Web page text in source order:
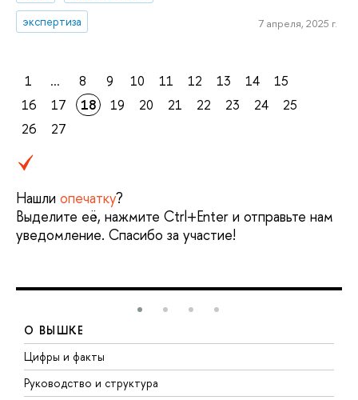
экспертиза
7 апреля, 2025 г.
1 ... 8 9 10 11 12 13 14
15
16
17 18 19 20 21 22 23 24
25
26
27
Нашли опечатку?
Выделите её, нажмите Ctrl+Enter и отправьте нам
уведомление. Спасибо за участие!
О ВЫШКЕ
Цифры и факты
Руководство и структура